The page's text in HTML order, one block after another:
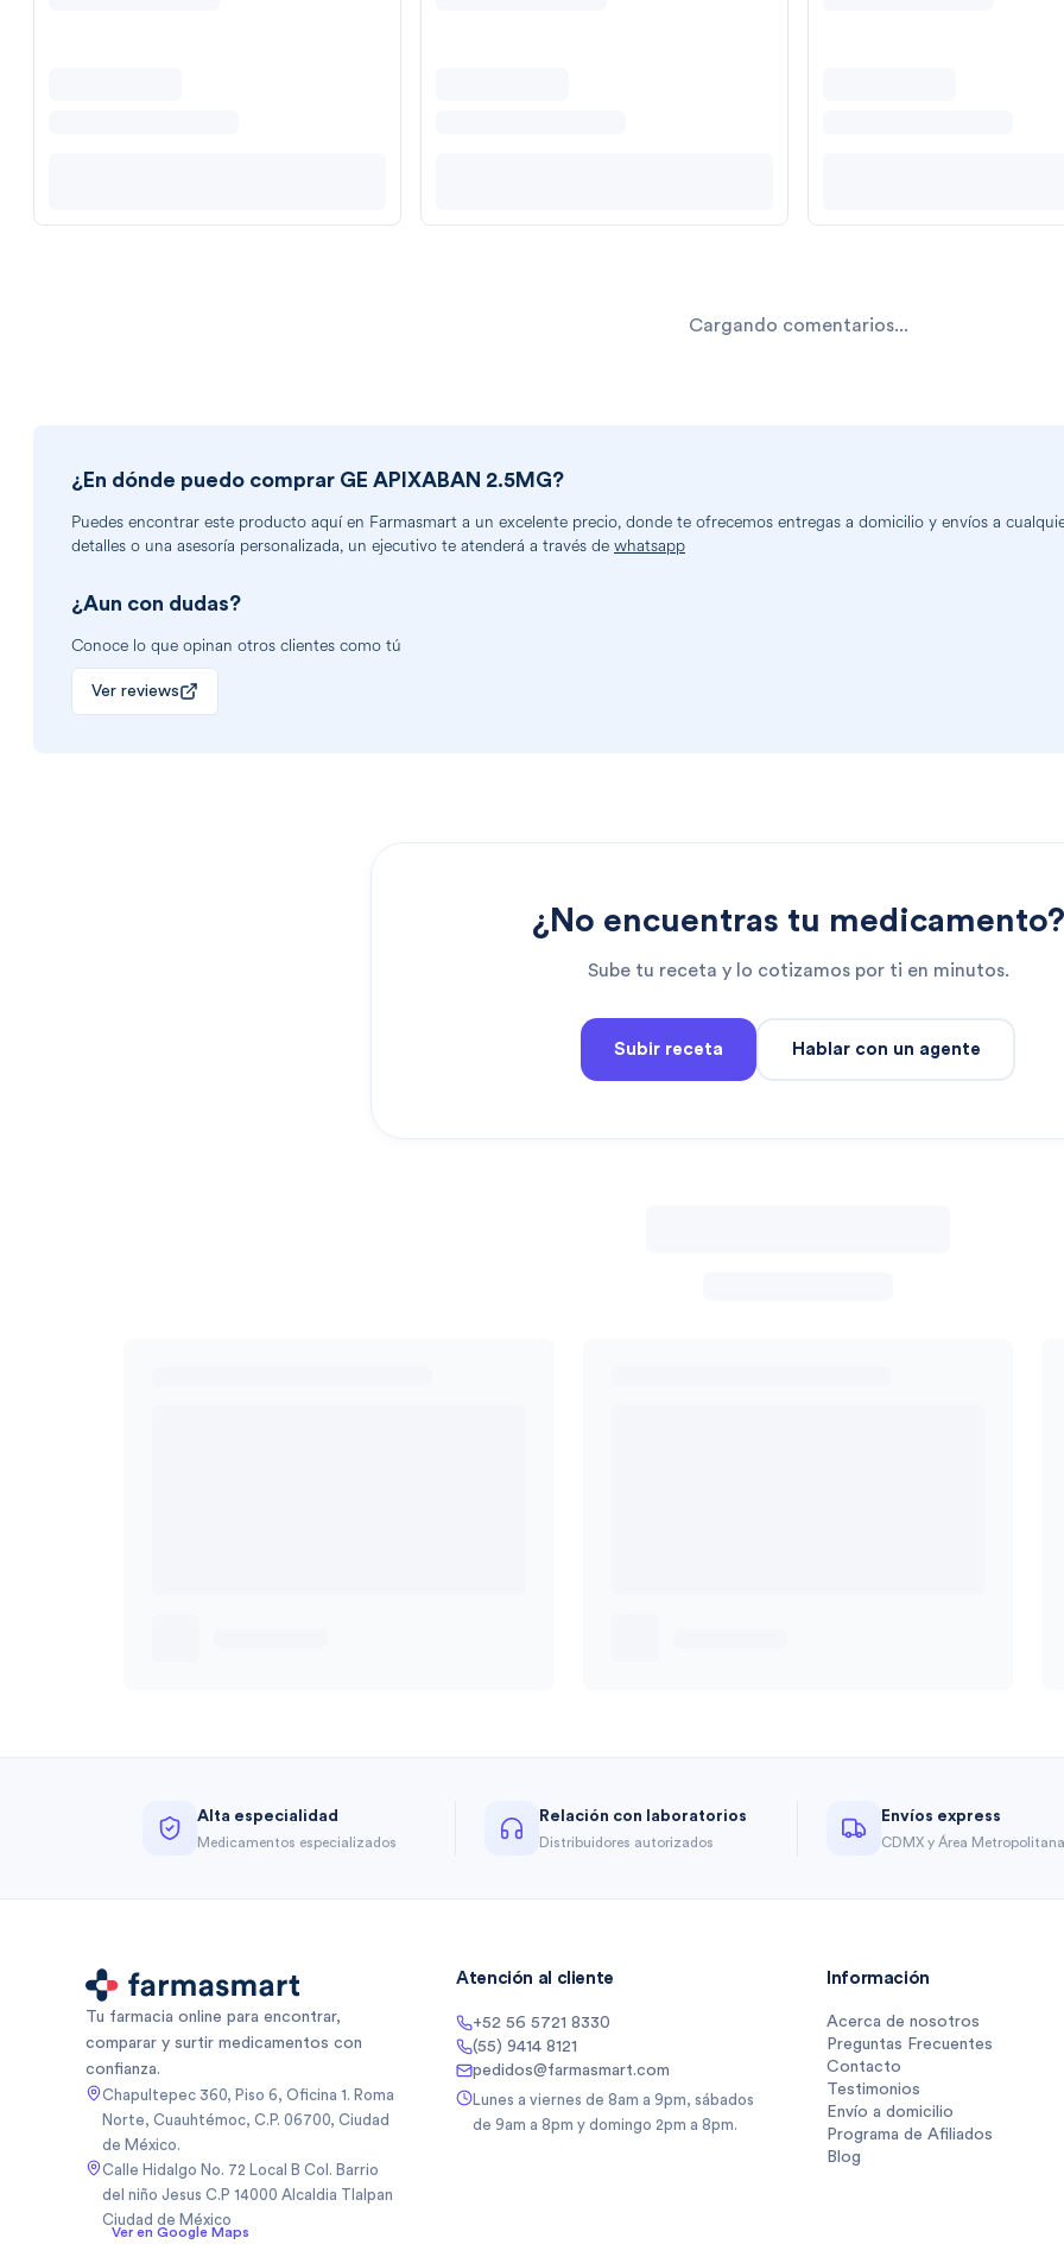
Cargando comentarios...
¿En dónde puedo comprar GE APIXABAN 2.5MG?
Puedes encontrar este producto aquí en Farmasmart a un excelente precio, donde te ofrecemos entregas a domicilio y envíos a
detalles o una asesoría personalizada, un ejecutivo te atenderá a través de whatsapp
¿Aun con dudas?
Conoce lo que opinan otros clientes como tú
Ver reviews
¿No encuentras tu medicamento?
Sube tu receta y lo cotizamos por ti en minutos.
Subir receta Hablar con un agente
Alta especialidad
Medicamentos especializados
Relación con laboratorios
Distribuidores autorizados
Envíos express
CDMX y Área Metropolitana
Tu farmacia online para encontrar,
comparar y surtir medicamentos con
confianza.
Chapultepec 360, Piso 6, Oficina 1. Roma
Norte, Cuauhtémoc, C.P. 06700, Ciudad
de México.
Calle Hidalgo No. 72 Local B Col. Barrio
del niño Jesus C.P 14000 Alcaldia Tlalpan
Ciudad de México
Ver en Google Maps
Atención al cliente
+52 56 5721 8330
(55) 9414 8121
pedidos@farmasmart.com
Lunes a viernes de 8am a 9pm, sábados
de 9am a 8pm y domingo 2pm a 8pm.
Información
Acerca de nosotros
Preguntas Frecuentes
Contacto
Testimonios
Envío a domicilio
Programa de Afiliados
Blog